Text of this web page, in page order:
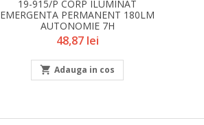
19-915/P CORP ILUMINAT
EMERGENTA PERMANENT 180LM
AUTONOMIE 7H
Pret
48,87 lei
 Adauga in cos